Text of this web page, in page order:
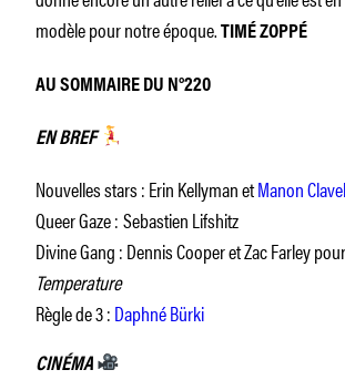
modèle pour notre époque. TIMÉ ZOPPÉ
AU SOMMAIRE DU N°220
EN BREF
Nouvelles stars : Erin Kellyman etManon Clavel
Queer Gaze :Sebastien Lifshitz
Divine Gang : Dennis Cooper et Zac Farley pour
Temperature
Règle de 3 :Daphné Bürki
CINÉMA